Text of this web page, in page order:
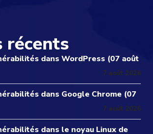
dans WordPress (07 août
7 août 2026
dans Google Chrome (07
7 août 2026
dans le noyau Linux de